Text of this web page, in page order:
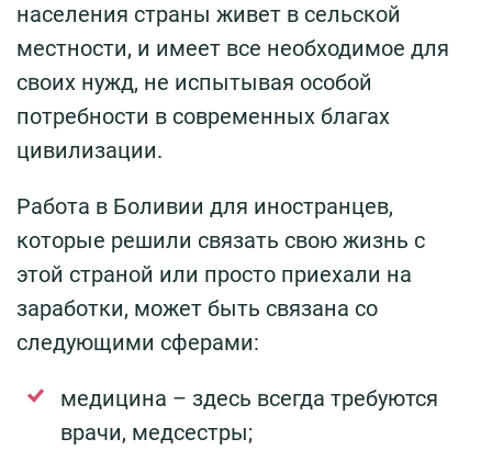
населения страны живет в сельской
местности, и имеет все необходимое для
своих нужд, не испытывая особой
потребности в современных благах
цивилизации.
Работа в Боливии для иностранцев,
которые решили связать свою жизнь с
этой страной или просто приехали на
заработки, может быть связана со
следующими сферами:
медицина – здесь всегда требуются
врачи, медсестры;